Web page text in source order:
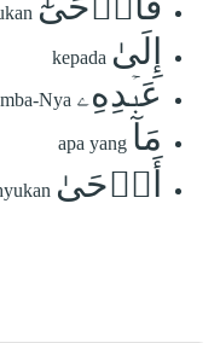
إِلَىٰ kepada
عَبۡدِهِۦ Nya
مَآ apa yang
أَوۡحَىٰ